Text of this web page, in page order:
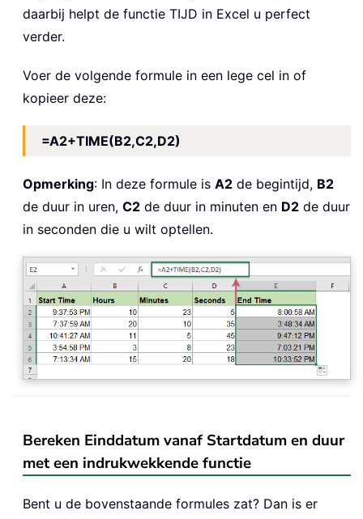
daarbij helpt de functie TIJD in Excel u perfect
verder.
Voer de volgende formule in een lege cel in of
kopieer deze:
=A2+TIME(B2,C2,D2)
Opmerking: In deze formule is A2 de begintijd, B2
de duur in uren, C2 de duur in minuten en D2 de duur
in seconden die u wilt optellen.
Bereken Einddatum vanaf Startdatum en duur
met een indrukwekkende functie
Bent u de bovenstaande formules zat? Dan is er